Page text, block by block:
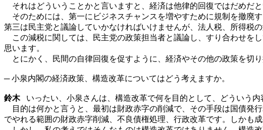
それはどういうことかと言いますと、経済は他律的回復ではだめだ
そのためには、第一にビジネスチャンスを増やすために規制を撤廃
第三は民主党と議論していかなければいけませんが、法人税、所得税
この減税に関しては、民主党の政策担当者と議論し、すり合わせを
思います。
とにかく、民間の自律回復を促すように、経済やその他の政策を切
─ 小泉内閣の経済政策、構造改革についてはどう考えますか。
鈴木いったい、小泉さんは、構造改革で何を目的として、どういう内
目的は何かと言うと、最初は財政赤字の削減で、その手段は国債発
でやれる範囲の財政赤字削減、不良債権処理、行政改革です。しかも成